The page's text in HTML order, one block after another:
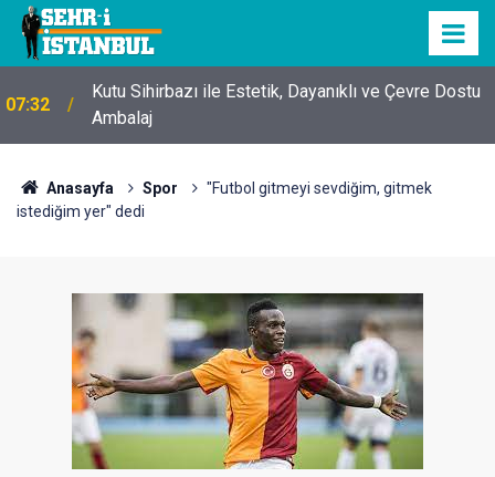
07:32
Kutu Sihirbazı ile Estetik, Dayanıklı ve Çevre Dostu
Ambalaj
Anasayfa Spor
"Futbol gitmeyi sevdiğim, gitmek
istediğim yer" dedi